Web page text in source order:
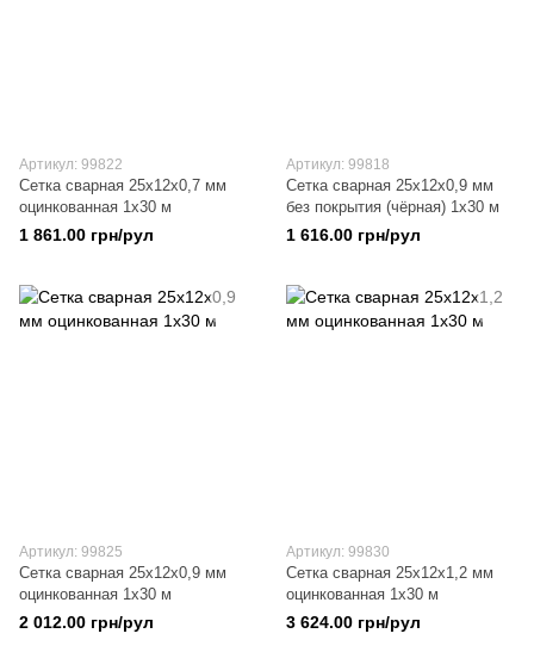
Артикул: 99822
Сетка сварная 25х12х0,7 мм
оцинкованная 1х30 м
1 861.00 грн/рул
Артикул: 99818
Сетка сварная 25х12х0,9 мм
без покрытия (чёрная) 1х30 м
1 616.00 грн/рул
Артикул: 99825
Сетка сварная 25х12х0,9 мм
оцинкованная 1х30 м
2 012.00 грн/рул
Артикул: 99830
Сетка сварная 25х12х1,2 мм
оцинкованная 1х30 м
3 624.00 грн/рул